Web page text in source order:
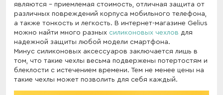
являются - приемлемая стоимость, отличная защита от
различных повреждений корпуса мобильного телефона,
а также тонкость и легкость. В интернет-магазине Gelius
можно найти много разных силиконовых чехлов для
надежной защиты любой модели смартфона.
Минус силиконовых аксессуаров заключается лишь в
том, что такие чехлы весьма подвержены потертостям и
блеклости с истечением времени. Тем не менее цены на
такие чехлы может позволить для себя каждый.